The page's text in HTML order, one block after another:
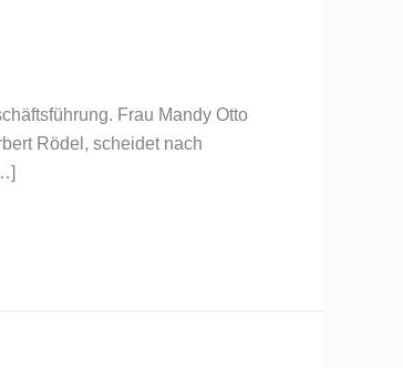
Frau Mandy Otto
Rödel, scheidet nach